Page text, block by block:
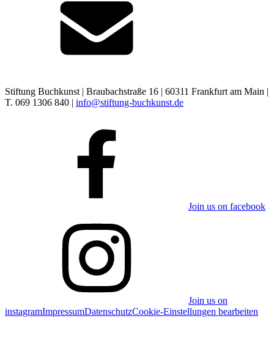
Stiftung Buchkunst | Braubachstraße 16 | 60311 Frankfurt am Main |
T. 069 1306 840 | info@stiftung-buchkunst.de
Join us on facebook
Join us on
instagramImpressumDatenschutzCookie-Einstellungen bearbeiten